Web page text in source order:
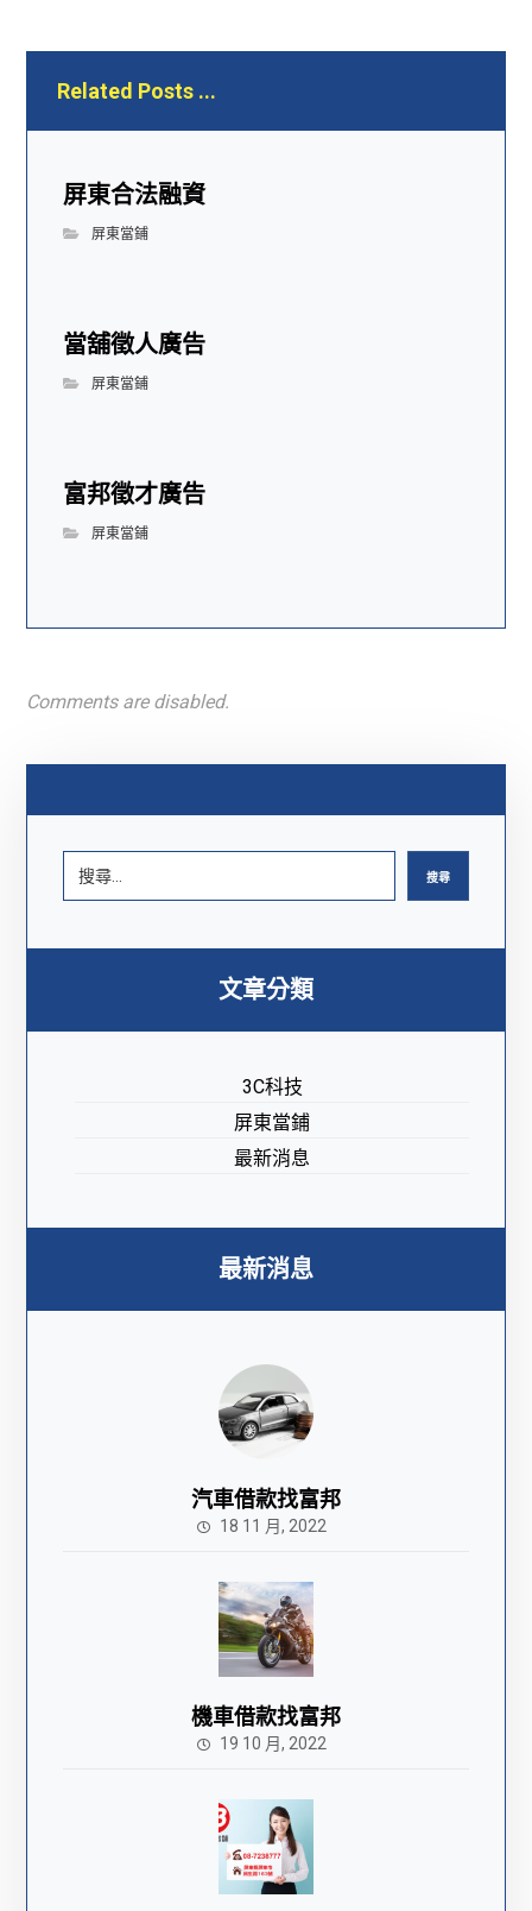
Related Posts ...
屏東合法融資
屏東當鋪
當舖徵人廣告
屏東當鋪
富邦徵才廣告
屏東當鋪
Comments are disabled.
搜尋
文章分類
3C科技
屏東當鋪
最新消息
最新消息
汽車借款找富邦
18 11 月, 2022
機車借款找富邦
19 10 月, 2022